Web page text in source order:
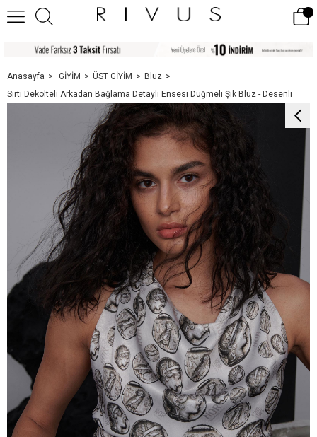
Anasayfa GİYİM ÜST GİYİM
Bluz
Sırtı Dekolteli Arkadan Bağlama Detaylı Ensesi Düğmeli Şık Bluz - Desenli